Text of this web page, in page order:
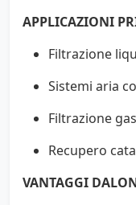
APPLICAZIONI
Filtrazione
Sistemi aria
Filtrazione
Recupero
VANTAGGI